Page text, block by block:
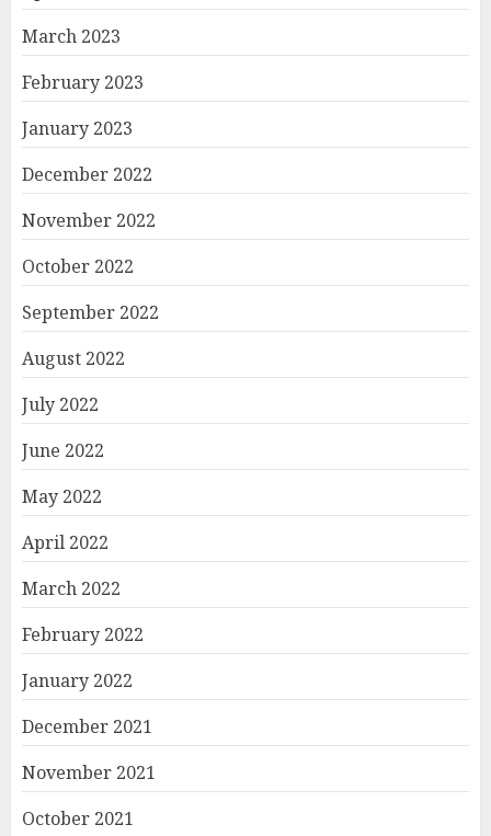
March 2023
February 2023
January 2023
December 2022
November 2022
October 2022
September 2022
August 2022
July 2022
June 2022
May 2022
April 2022
March 2022
February 2022
January 2022
December 2021
November 2021
October 2021